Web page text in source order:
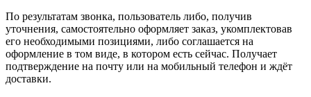
По результатам звонка, пользователь либо, получив
уточнения, самостоятельно оформляет заказ, укомплектовав
его необходимыми позициями, либо соглашается на
оформление в том виде, в котором есть сейчас. Получает
подтверждение на почту или на мобильный телефон и ждёт
доставки.